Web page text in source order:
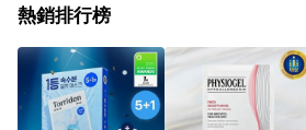
熱銷排行榜